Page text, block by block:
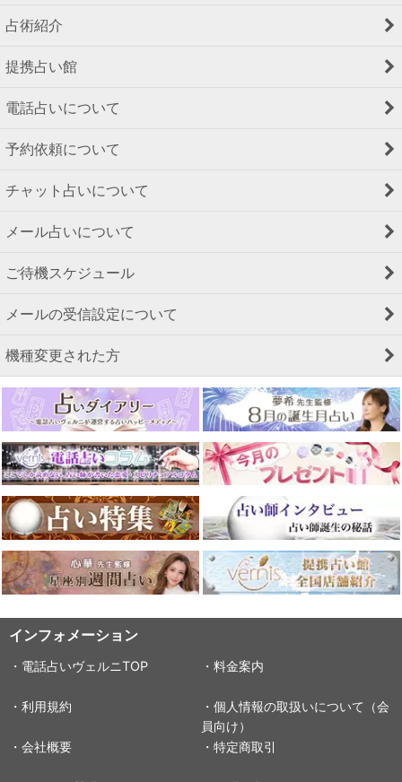
占術紹介
提携占い館
電話占いについて
予約依頼について
チャット占いについて
メール占いについて
ご待機スケジュール
メールの受信設定について
機種変更された方
インフォメーション
・電話占いヴェルニTOP ・料金案内
・利用規約
・個人情報の取扱いについて（会
員向け）
・会社概要
・特定商取引